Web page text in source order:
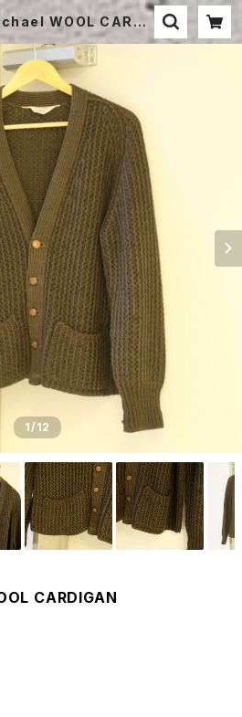
WOOL CARDI
ONLINE
1/12
CARDIGAN